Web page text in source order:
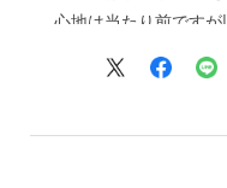
心地は当たり前ですが